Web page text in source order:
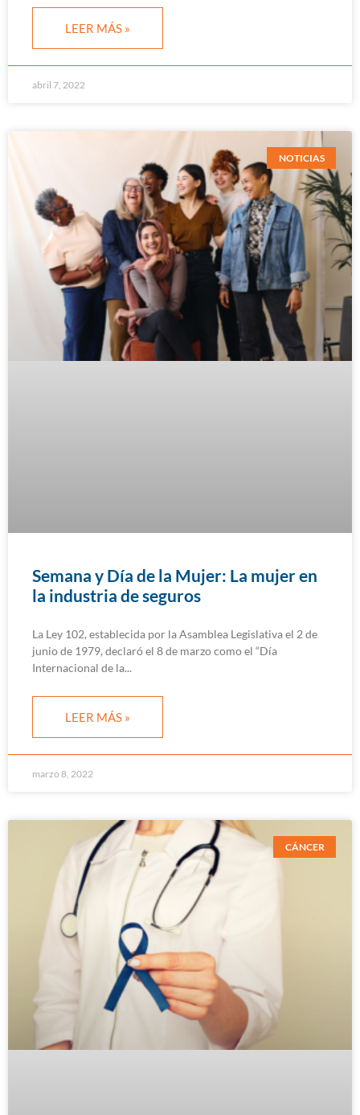
LEER MÁS »
abril 7, 2022
NOTICIAS
Semana y Día de la Mujer: La mujer en
la industria de seguros
La Ley 102, establecida por la Asamblea Legislativa el 2 de
junio de 1979, declaró el 8 de marzo como el “Día
Internacional de la
LEER MÁS »
marzo 8, 2022
CÁNCER